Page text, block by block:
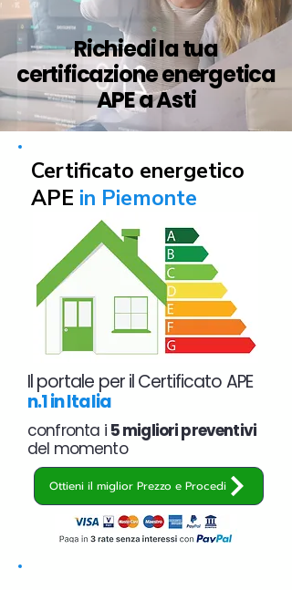
Richiedi la tua
certificazione energetica
APE a Asti
Certificato energetico
APE in Piemonte
Il portale per il Certificato APE
n.1 in Italia
confronta i 5 migliori preventivi
del momento
Ottieni il miglior Prezzo e Procedi